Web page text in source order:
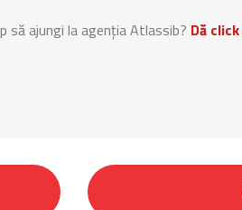
să ajungi la agenția Atlassib? Dă